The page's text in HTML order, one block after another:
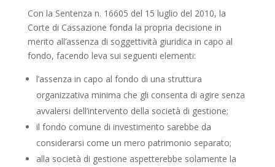
Con la Sentenza n. 16605 del 15 luglio del 2010, la
Corte di Cassazione fonda la propria decisione in
merito all’assenza di soggettività giuridica in capo al
fondo, facendo leva sui seguenti elementi:
l’assenza in capo al fondo di una struttura
organizzativa minima che gli consenta di agire senza
avvalersi dell’intervento della società di gestione;
il fondo comune di investimento sarebbe da
considerarsi come un mero patrimonio separato;
alla società di gestione aspetterebbe solamente la